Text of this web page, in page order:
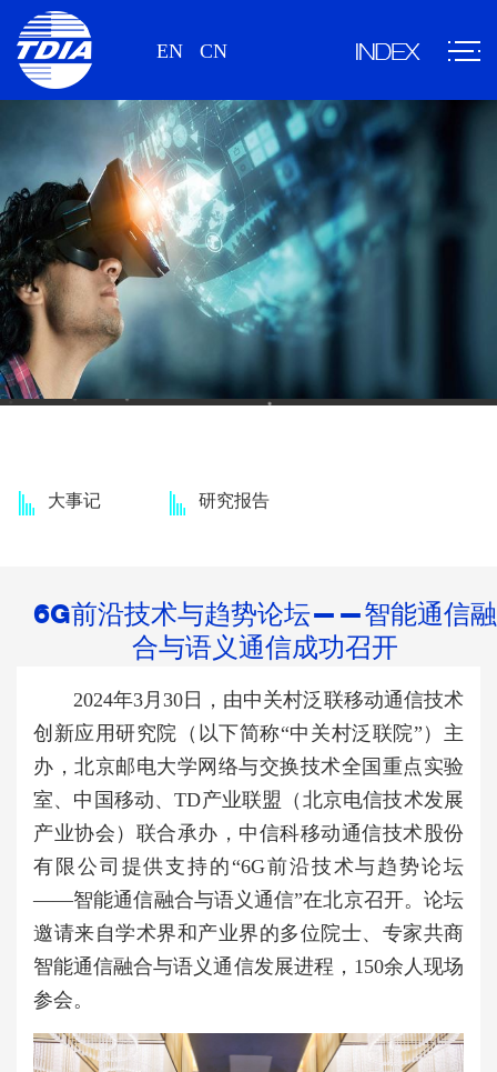
EN CN
大事记 研究报告
6G前沿技术与趋势论坛——智能通信融
合与语义通信成功召开
2024年3月30日，由中关村泛联移动通信技术
创新应用研究院（以下简称“中关村泛联院”）主
办，北京邮电大学网络与交换技术全国重点实验
室、中国移动、TD产业联盟（北京电信技术发展
产业协会）联合承办，中信科移动通信技术股份
有限公司提供支持的“6G前沿技术与趋势论坛
——智能通信融合与语义通信”在北京召开。论坛
邀请来自学术界和产业界的多位院士、专家共商
智能通信融合与语义通信发展进程，150余人现场
参会。